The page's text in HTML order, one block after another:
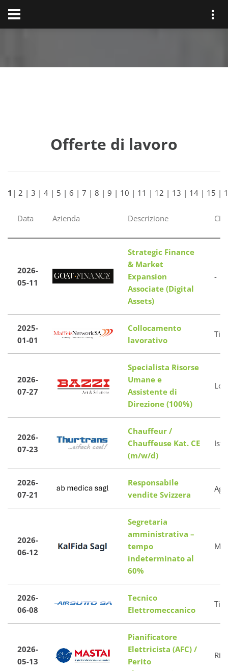
Offerte di lavoro
1 | 2 | 3 | 4 | 5 | 6 | 7 | 8 | 9 | 10 | 11 | 12 | 13 | 14 | 15 |
Data Azienda Descrizione
2026-
05-11
Strategic Finance
& Market
Expansion
Associate (Digital
Assets)
-
2025-
01-01
Collocamento
lavorativo
2026-
07-27
Specialista Risorse
Umane e
Assistente di
Direzione (100%)
2026-
07-23
Chauffeur /
Chauffeuse Kat. CE
(m/w/d)
2026-
07-21
Responsabile
vendite Svizzera
2026-
06-12
Segretaria
amministrativa –
tempo
indeterminato al
60%
2026-
06-08
Tecnico
Elettromeccanico
2026-
05-13
Pianificatore
Elettricista (AFC) /
Perito